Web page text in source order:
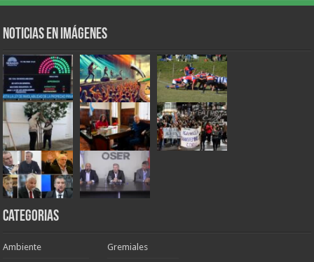
Noticias en Imágenes
Categorias
Ambiente Gremiales